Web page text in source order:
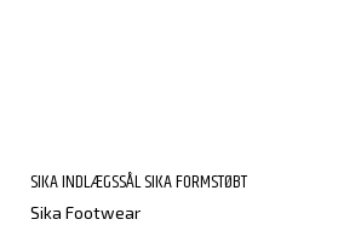
SIKA INDLÆGSSÅL SIKA FORMSTØBT
Sika Footwear